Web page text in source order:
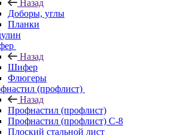
Назад
Доборы, углы
Планки
Назад
Шифер
Флюгеры
(профлист)
Назад
Профнастил (профлист)
Профнастил (профлист) С-8
Плоский стальной лист